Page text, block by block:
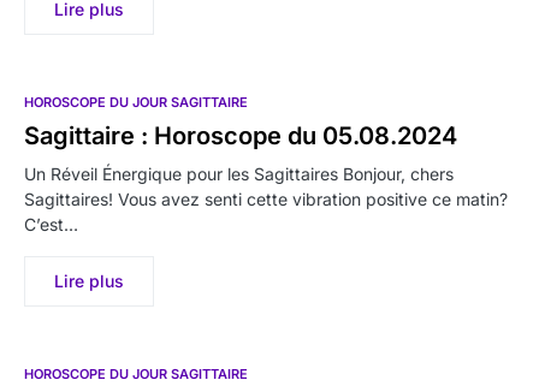
Lire plus
HOROSCOPE DU JOUR SAGITTAIRE
Sagittaire : Horoscope du 05.08.2024
Un Réveil Énergique pour les Sagittaires Bonjour, chers
Sagittaires! Vous avez senti cette vibration positive ce matin?
C’est…
Lire plus
HOROSCOPE DU JOUR SAGITTAIRE